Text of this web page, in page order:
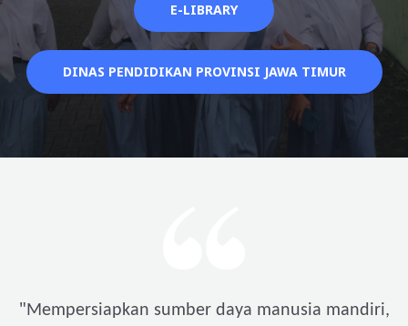
E-LIBRARY
DINAS PENDIDIKAN PROVINSI JAWA TIMUR
"Mempersiapkan sumber daya manusia mandiri,